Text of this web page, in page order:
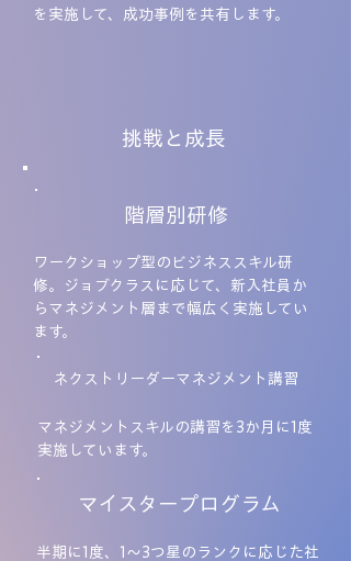
を実施して、成功事例を共有します。
挑戦と成長
ワークショップ型のビジネススキル研
修。ジョブクラスに応じて、新入社員か
らマネジメント層まで幅広く実施してい
ます。
ネクストリーダーマネジメント講習
マネジメントスキルの講習を3か月に1度
実施しています。
マイスタープログラム
半期に1度、1～3つ星のランクに応じた社
階層別研修